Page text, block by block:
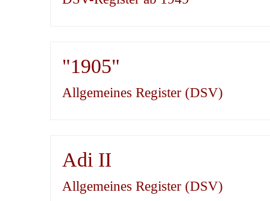
"1905"
Allgemeines Register (DSV)
Adi II
Allgemeines Register (DSV)